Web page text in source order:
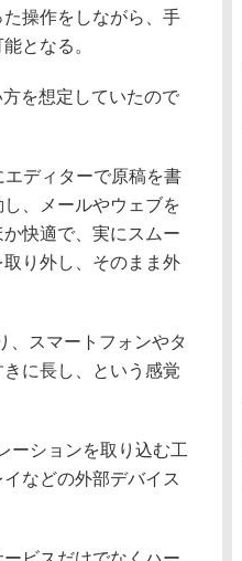
操作をしながら、手
となる。
を想定していたので
ディターで原稿を書
、メールやウェブを
快適で、実にスムー
り外し、そのまま外
スマートフォンやタ
に長し、という感覚
ーションを取り込む工
などの外部デバイス